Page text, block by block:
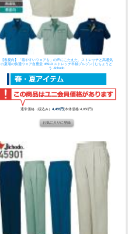
【春夏向】「着やすいウェアを」の声にこたえた、ストレッチと高通気
の夏場の快適ウェア自重堂 45910 ストレッチ半袖ブルゾン│じちょうど
う Jichodo
通常価格（税込み） 4,455円(本体価格:4,050円)